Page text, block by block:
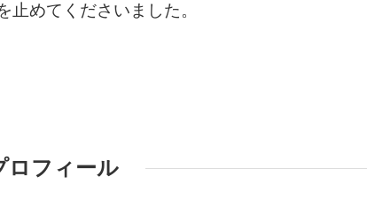
めてくださいました。
ロフィール